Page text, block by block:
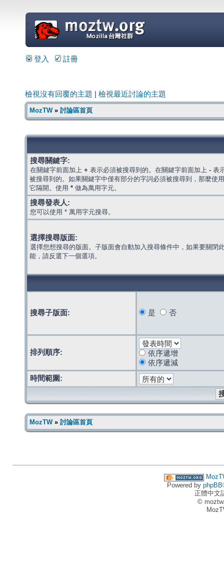
=
登入 註冊
檢視沒有回覆的主題 檢視最近討論的主題
MozTW» 討論區首頁
搜尋關鍵字:
在關鍵字前面加上 + 表示必須被搜尋到的。在關鍵字前面加上 - 表
被搜尋到的。如果關鍵字中僅有部分的字詞必須被搜尋到，那麼使
它隔開。使用 * 做為萬用字元。
搜尋發表人:
您可以使用 * 萬用字元搜尋。
選擇搜尋版面:
選擇您想搜尋的版面。子版面會自動加入搜尋條件中，如果要關閉
能，請反選下一個選項。
搜尋子版面: 是 否
排列順序:
依序遞增
依序遞減
時間範圍:
MozTW» 討論區首頁
Powered by phpBB
正體中文
©